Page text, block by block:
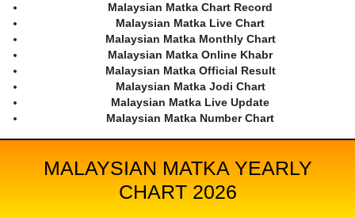
Malaysian Matka Chart Record
Malaysian Matka Live Chart
Malaysian Matka Monthly Chart
Malaysian Matka Online Khabr
Malaysian Matka Official Result
Malaysian Matka Jodi Chart
Malaysian Matka Live Update
Malaysian Matka Number Chart
MALAYSIAN MATKA YEARLY
CHART 2026